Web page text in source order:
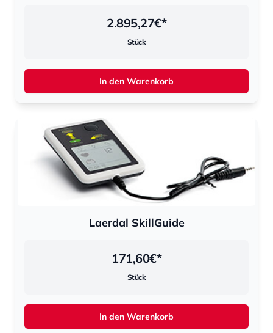
2.895,27€*
Stück
In den Warenkorb
Laerdal SkillGuide
171,60€*
Stück
In den Warenkorb